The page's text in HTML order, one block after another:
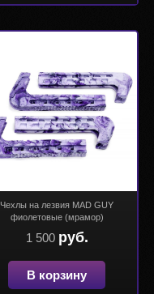
Чехлы на лезвия MAD GUY
фиолетовые (мрамор)
1 500 руб.
В корзину